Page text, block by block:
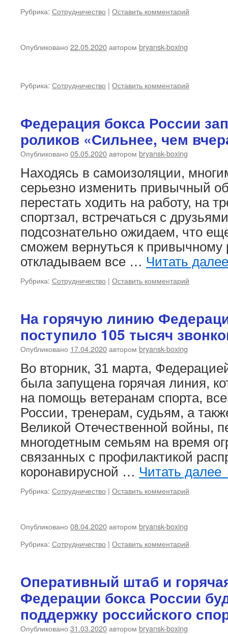
Рубрика: Сотрудничество | Оставить комментарий
Опубликовано 22.05.2020автором bryansk-boxing
Рубрика: Сотрудничество | Оставить комментарий
Федерация бокса России
роликов «Сильнее, чем
Опубликовано 05.05.2020автором bryansk-boxing
Находясь в самоизоляции,
серьезно изменить привычный
перестать ходить на работу, на
спортзал, встречаться с
подсознательно ожидаем, что
сможем вернуться к привычному
откладываем все … Читать
Рубрика: Сотрудничество | Оставить комментарий
На горячую линию
поступило 105 тысяч
Опубликовано 17.04.2020автором bryansk-boxing
Во вторник, 31 марта,
была запущена горячая линия,
на помощь ветеранам спорта,
России, тренерам, судьям, а
Великой Отечественной войны,
многодетным семьям на время
связанных с профилактикой
коронавирусной … Читать далее
Рубрика: Сотрудничество | Оставить комментарий
Опубликовано 08.04.2020автором bryansk-boxing
Рубрика: Сотрудничество | Оставить комментарий
Оперативный штаб и
Федерации бокса России
поддержку российского
Опубликовано 31.03.2020автором bryansk-boxing